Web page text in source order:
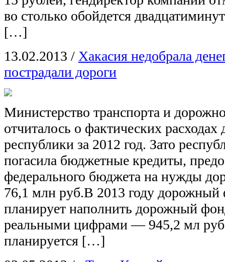
во столько обойдется
[…]
13.02.2013 / Хакасия недобрала
пострадали дороги
Министерство транспорта и
отчиталось о фактических
республики за 2012 год. Зато
погасила бюджетные кредиты,
федерального бюджета на нужды
76,1 млн руб.В 2013 году дорожный
планирует наполнить дорожный
реальными цифрами — 945,2 мл
планируется […]